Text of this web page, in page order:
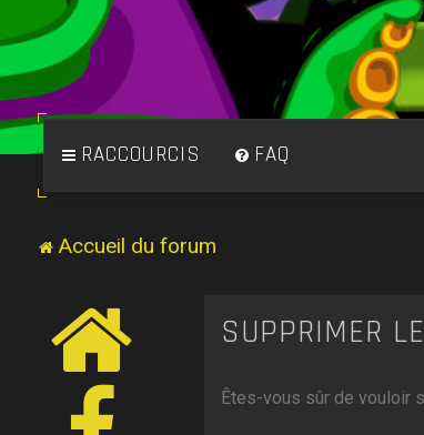
RACCOURCIS FAQ
Accueil du forum
SUPPRIMER
Êtes-vous sûr de vouloir